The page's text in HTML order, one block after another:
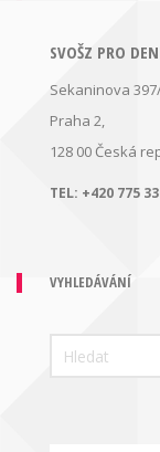
SVOŠZ PRO
Sekaninova
Praha 2,
128 00 Česká
TEL: +420 775
VYHLEDÁVÁNÍ